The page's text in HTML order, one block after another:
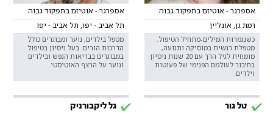
אספרגר - אוטיזם בתפקוד גבוה
רמת גן, אונליין
כשנגמרות המילים-מתחיל הטיפול.
מטפלת רגשית במוסיקה ותנועה,
מומחית לגיל הרך עם 20 שנות ניסיון
בחיבור לעולמם הפנימי של פעוטות
וילדים.
אספרגר - אוטיזם בתפקוד גבוה
תל אביב - יפו, תל אביב - יפו
מטפל בילדים, נוער ומבוגרים כולל
הדרכות הורים. בעל ניסיון בטיפול
במבוגרים בבריאות הנפש ובילדים
ונוער על הרצף האוטיסטי.
טל גור גל ליקבורניק